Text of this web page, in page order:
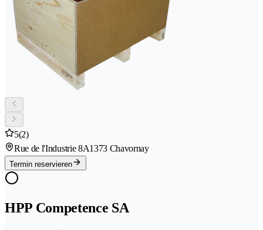
5(2)
Rue de l'Industrie 8A1373 Chavornay
Termin reservieren
HPP Competence SA